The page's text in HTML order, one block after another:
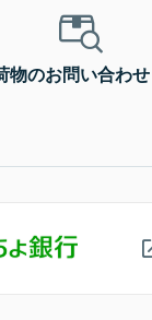
物のお問い合わせ